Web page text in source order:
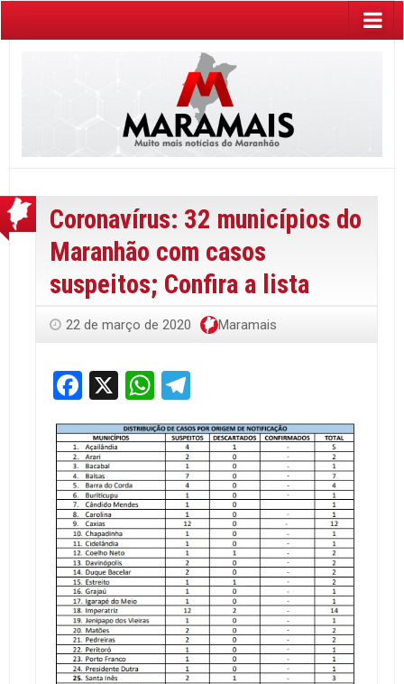
Coronavírus: 32 municípios do
Maranhão com casos
suspeitos; Confira a lista
22 de março de 2020 Maramais
Facebook
X WhatsApp